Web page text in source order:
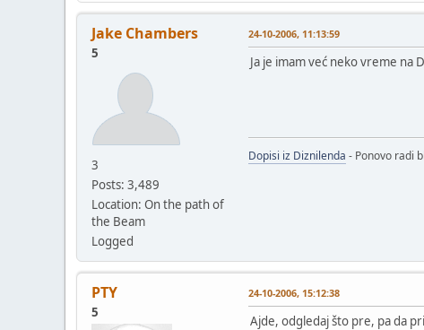
Jake Chambers
5
3
Posts: 3,489
Location: On the path of
the Beam
Logged
24-10-2006, 11:13:59
Ja je imam već neko vreme na
Dopisi iz Diznilenda - Ponovo radi
PTY
5
24-10-2006, 15:12:38
Ajde, odgledaj što pre, pa da